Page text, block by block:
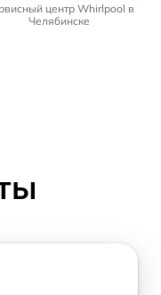
центр Whirlpool в
Челябинске